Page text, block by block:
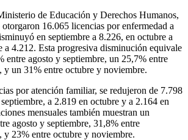
de Educación y Derechos Humanos,
otorgaron 16.065 licencias por enfermedad a
en septiembre a 8.226, en octubre a
a 4.212. Esta progresiva disminución equivale
entre agosto y septiembre, un 25,7% entre
y un 31% entre octubre y noviembre.
por atención familiar, se redujeron de 7.798
a 2.819 en octubre y a 2.164 en
mensuales también muestran un
agosto y septiembre, 31,8% entre
y 23% entre octubre y noviembre.